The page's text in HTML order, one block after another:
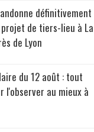
définitivement
de tiers-lieu à La
de Lyon
du 12 août : tout
l'observer au mieux à